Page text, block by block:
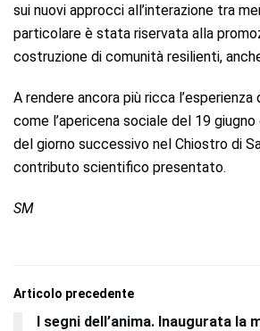
sui nuovi approcci all’interazione tra
particolare è stata riservata alla
costruzione di comunità resilienti,
A rendere ancora più ricca
come l’apericena sociale del 19
del giorno successivo nel Chiostro di
contributo scientifico presentato.
SM
Articolo precedente
I segni dell’anima. Inaugurata la